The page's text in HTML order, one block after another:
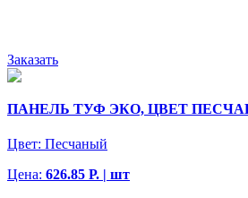
Заказать
ПАНЕЛЬ ТУФ ЭКО, ЦВЕТ
Цвет: Песчаный
Цена: 626.85 Р. | шт